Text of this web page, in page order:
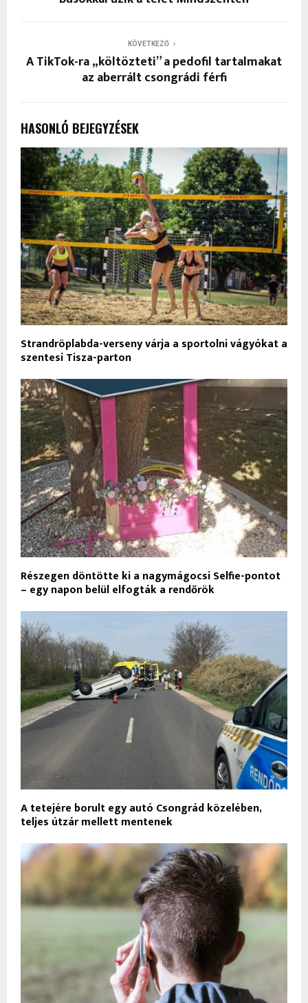
KÖVETKEZŐ
A TikTok-ra „költözteti” a pedofil tartalmakat
az aberrált csongrádi férfi
HASONLÓ BEJEGYZÉSEK
Strandröplabda-verseny várja a sportolni vágyókat a
szentesi Tisza-parton
Részegen döntötte ki a nagymágocsi Selfie-pontot
– egy napon belül elfogták a rendőrök
A tetejére borult egy autó Csongrád közelében,
teljes útzár mellett mentenek